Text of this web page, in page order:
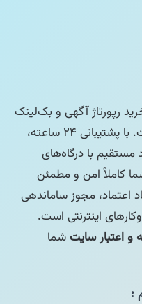
رپورتاژ آگهی و بک‌لینک
از معتبرترین سایت‌های ایرانی است. با پشتیبانی ۲۴ ساعته،
مستقیم با درگاه‌های
کاملاً امن و مطمئن
اعتماد، مجوز ساماندهی
اینترنتی است.
و اعتبار سایتشما